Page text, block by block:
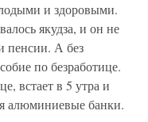
и здоровыми.
якудза, и он не
пенсии. А без
по безработице.
встает в 5 утра и
алюминиевые банки.